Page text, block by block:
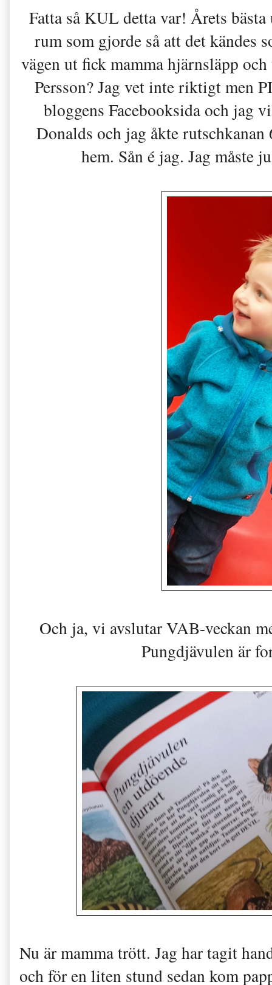
Fatta så KUL detta var! Årets
rum som gjorde så att det kändes
vägen ut fick mamma hjärnsläpp
Persson? Jag vet inte riktigt men
bloggens Facebooksida och jag
Donalds och jag åkte rutschkanan
hem. Sån é jag. Jag
Och ja, vi avslutar VAB-veckan
Pungdjävulen är
Nu är mamma trött. Jag har tagit
och för en liten stund sedan kom